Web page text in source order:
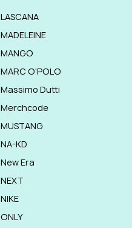
LASCANA
MADELEINE
MANGO
MARC O'POLO
Massimo Dutti
Merchcode
MUSTANG
NA-KD
New Era
NEXT
NIKE
ONLY